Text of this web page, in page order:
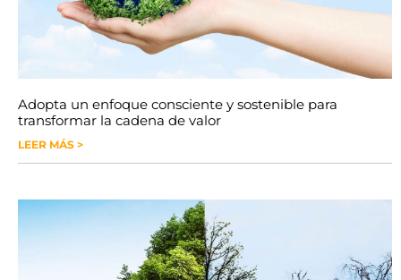
Adopta un enfoque consciente y sostenible para
transformar la cadena de valor
LEER MÁS >